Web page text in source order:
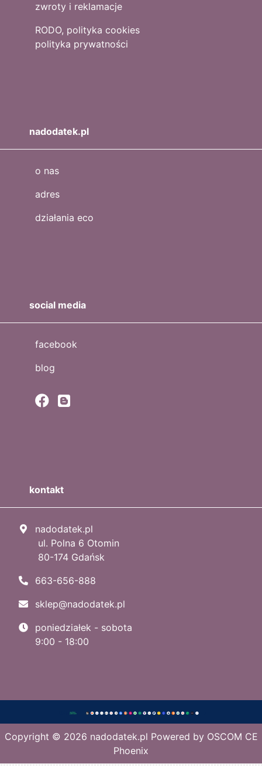
zwroty i reklamacje
RODO, polityka cookies
polityka prywatności
nadodatek.pl
o nas
adres
działania eco
social media
facebook
blog
kontakt
nadodatek.pl
ul. Polna 6 Otomin
80-174 Gdańsk
663-656-888
sklep@nadodatek.pl
poniedziałek - sobota
9:00 - 18:00
Copyright © 2026 nadodatek.pl Powered by OSCOM CE
Phoenix